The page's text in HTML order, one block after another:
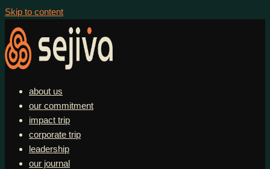
Skip to content
about us
our commitment
impact trip
corporate trip
leadership
our journal